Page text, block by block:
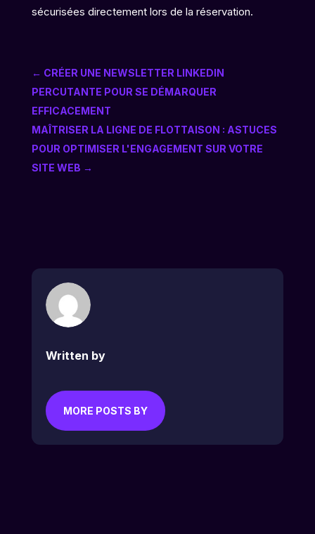
sécurisées directement lors de la réservation.
← CRÉER UNE NEWSLETTER LINKEDIN
PERCUTANTE POUR SE DÉMARQUER
EFFICACEMENT
MAÎTRISER LA LIGNE DE FLOTTAISON : ASTUCES
POUR OPTIMISER L'ENGAGEMENT SUR VOTRE
SITE WEB →
Written by
MORE POSTS BY